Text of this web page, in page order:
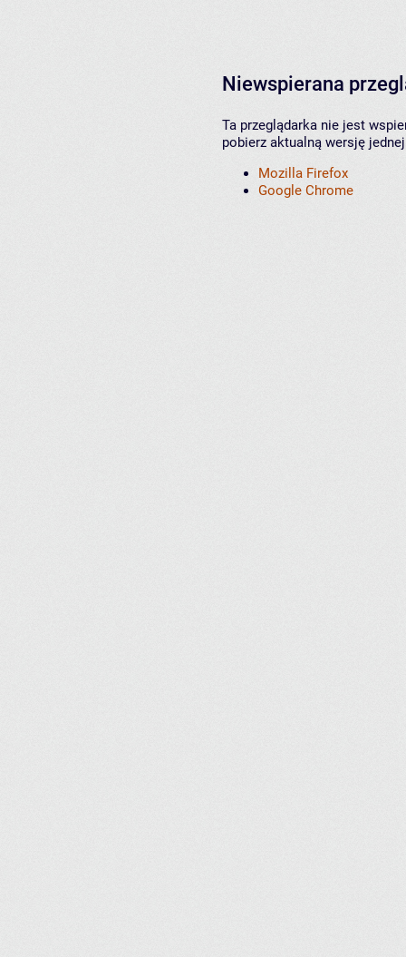
Niewspierana
Ta przeglądarka nie jest
pobierz aktualną wersję
Mozilla Firefox
Google Chrome